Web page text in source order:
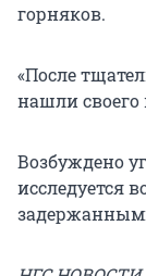
горняков.
«После
нашли
Возбуждено
исследуется